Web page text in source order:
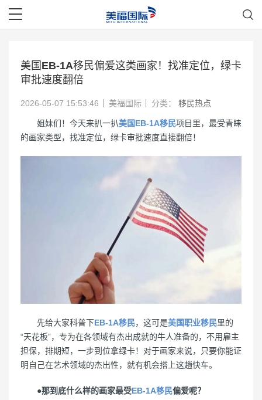
美国EB-1A移民偏爱这类画家！找准定位，绿卡
审批速度翻倍
2026-05-07 15:53:46 美福国际 分类： 移民热点
姐妹们！今天来扒一扒美国EB-1A移民项目里，最受青睐
的画家类型，找准定位，绿卡审批速度直接翻倍！
先给大家科普下EB-1A移民，这可是美国职业移民里的
“天花板”，专为在各领域有杰出成就的牛人准备的，不用雇主
担保，排期短，一步到位拿绿卡！对于画家来说，只要你能证
明自己在艺术领域的杰出性，就有机会搭上这趟快车。
●那到底什么样的画家最受EB-1A移民偏爱呢？